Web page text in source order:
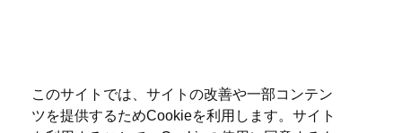
このサイトでは、サイトの改善や一部コンテン
ツを提供するためCookieを利用します。サイト